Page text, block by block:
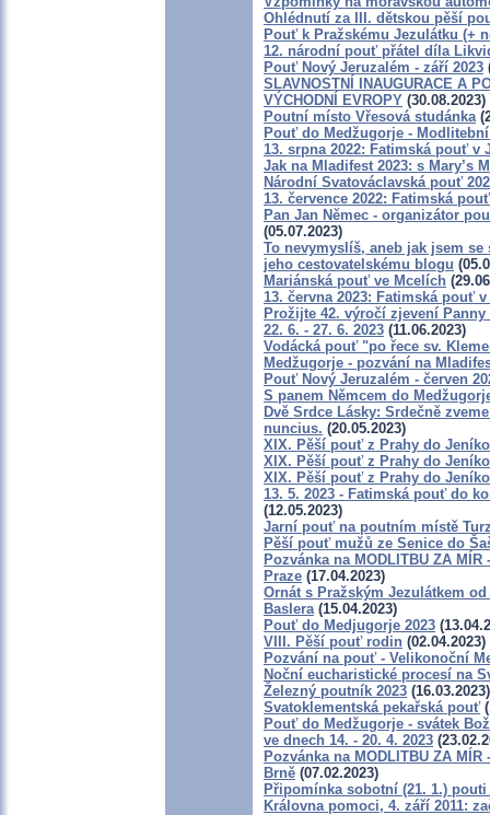
Ohlédnutí za III. dětskou pěší
Pouť k Pražskému Jezulátku (+
12. národní pouť přátel díla
Pouť Nový Jeruzalém - září 2023
SLAVNOSTNÍ INAUGURACE A
VÝCHODNÍ EVROPY (30.08.2023)
Poutní místo Vřesová studánka
Pouť do Medžugorje -
13. srpna 2022: Fatimská pouť
Jak na Mladifest 2023: s Mary’s
Národní Svatováclavská pouť
13. července 2022: Fatimská
Pan Jan Němec - organizátor
(05.07.2023)
To nevymyslíš, aneb jak jsem
jeho cestovatelskému blogu
Mariánská pouť ve Mcelích
13. června 2023: Fatimská pouť
Prožijte 42. výročí zjevení
22. 6. - 27. 6. 2023 (11.06.2023)
Vodácká pouť "po řece sv.
Medžugorje - pozvání na
Pouť Nový Jeruzalém - červen
S panem Němcem do
Dvě Srdce Lásky: Srdečně
nuncius. (20.05.2023)
XIX. Pěší pouť z Prahy do
XIX. Pěší pouť z Prahy do
XIX. Pěší pouť z Prahy do
13. 5. 2023 - Fatimská pouť do
(12.05.2023)
Jarní pouť na poutním místě
Pěší pouť mužů ze Senice do
Pozvánka na MODLITBU ZA
Praze (17.04.2023)
Ornát s Pražským Jezulátkem
Baslera(15.04.2023)
Pouť do Medjugorje 2023
VIII. Pěší pouť rodin (02.04.2023)
Pozvání na pouť - Velikonoční
Noční eucharistické procesí na
Železný poutník 2023 (16.03.2023)
Svatoklementská pekařská pouť
Pouť do Medžugorje - svátek
ve dnech 14. - 20. 4. 2023
Pozvánka na MODLITBU ZA
Brně (07.02.2023)
Připomínka sobotní (21. 1.)
Královna pomoci, 4. září 2011: